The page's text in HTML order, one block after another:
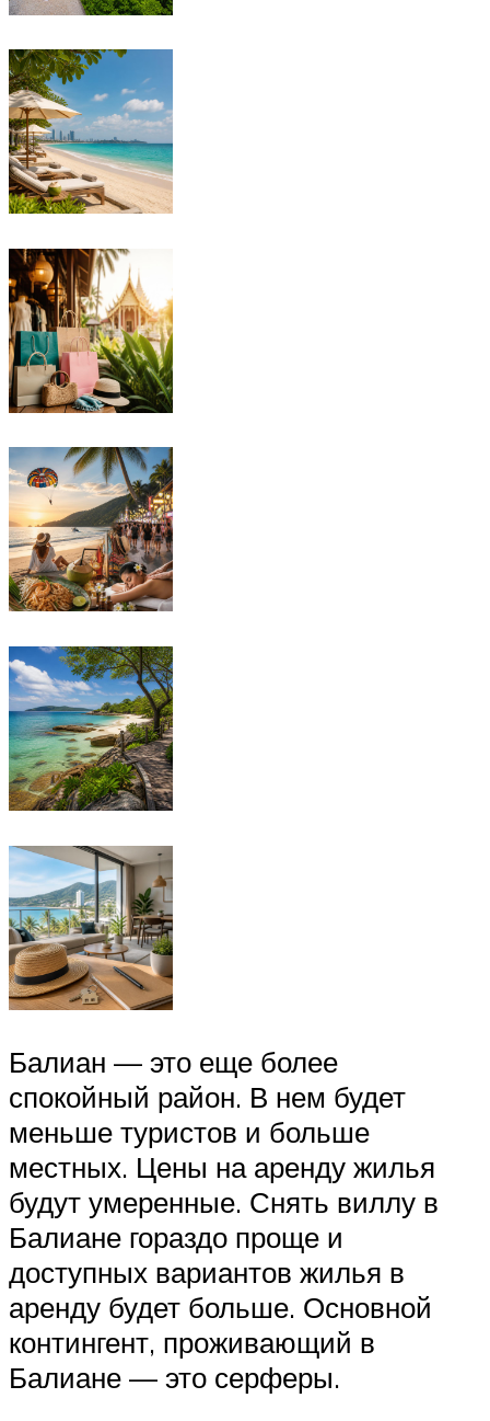
Балиан — это еще более
спокойный район. В нем будет
меньше туристов и больше
местных. Цены на аренду жилья
будут умеренные. Снять виллу в
Балиане гораздо проще и
доступных вариантов жилья в
аренду будет больше. Основной
контингент, проживающий в
Балиане — это серферы.